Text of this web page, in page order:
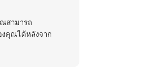
สามารถ
คุณได้หลังจาก